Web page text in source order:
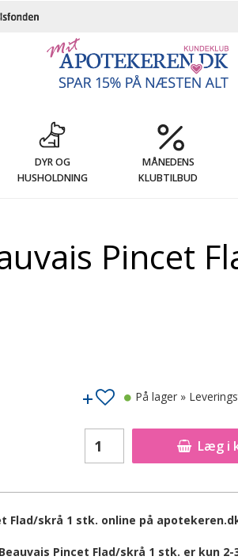
DYR OG
HUSHOLDNING
MÅNEDENS
KLUBTILBUD
Pincet
Læg i
På lager »
Flad/skrå 1 stk. online på
Pincet Flad/skrå 1 stk. er kun 2-